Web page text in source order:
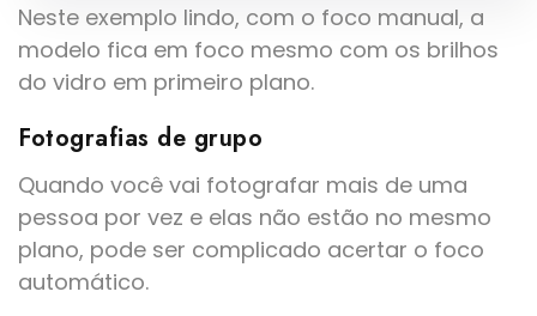
Neste exemplo lindo, com o foco manual, a
modelo fica em foco mesmo com os brilhos
do vidro em primeiro plano.
Fotografias de grupo
Quando você vai fotografar mais de uma
pessoa por vez e elas não estão no mesmo
plano, pode ser complicado acertar o foco
automático.